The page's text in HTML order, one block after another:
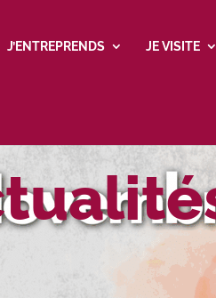
J’ENTREPRENDS JE VISITE